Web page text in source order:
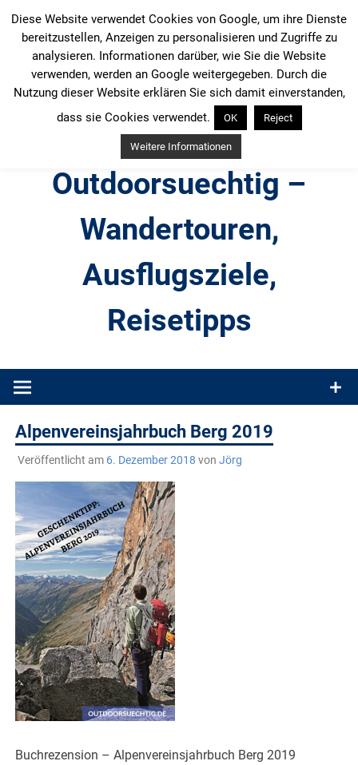
Inhalt
springen
Outdoorsuechtig –
Wandertouren,
Ausflugsziele,
Reisetipps
Produkttests und Buchrezensionen. Ein Blog für alle, die gern
Alpenvereinsjahrbuch Berg 2019
Veröffentlicht am 6. Dezember 2018 von Jörg
Buchrezension – Alpenvereinsjahrbuch Berg 2019
Diese Website verwendet Cookies von Google, um ihre Dienste
bereitzustellen, Anzeigen zu personalisieren und Zugriffe zu
analysieren. Informationen darüber, wie Sie die Website
verwenden, werden an Google weitergegeben. Durch die
Nutzung dieser Website erklären Sie sich damit einverstanden,
dass sie Cookies verwendet.
OK Reject
Weitere Informationen